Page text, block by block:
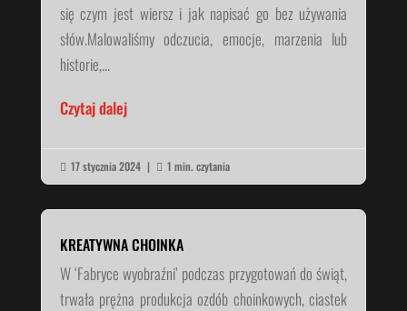
się czym jest wiersz i jak napisać go bez używania
słów.Malowaliśmy odczucia, emocje, marzenia lub
historie,...
Czytaj dalej
 17 stycznia 2024 |  1 min. czytania
KREATYWNA CHOINKA
W ‘Fabryce wyobraźni’ podczas przygotowań do świąt,
trwała prężna produkcja ozdób choinkowych, ciastek